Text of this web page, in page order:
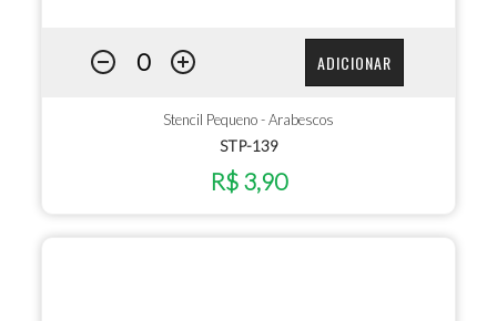
ADICIONAR
Stencil Pequeno - Arabescos
STP-139
R$ 3,90